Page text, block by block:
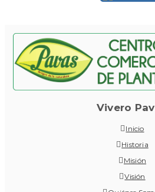
Vivero
Inicio
Historia
Misión
Visión